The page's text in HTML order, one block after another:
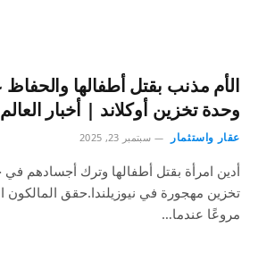
الأم مذنب بقتل أطفالها
وحدة تخزين أوكلاند | أخبار العالم
عقار واستثمار سبتمبر 23, 2025
أدين امرأة بقتل أطفالها وترك أجسادهم
تخزين مهجورة في نيوزيلندا.حقق المالكون
مروعًا عندما…